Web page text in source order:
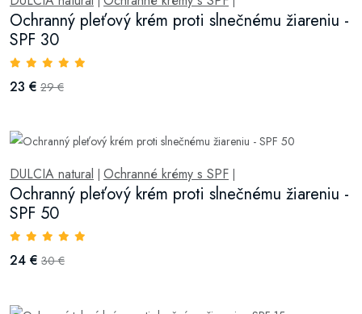
Ochranný pleťový krém proti slnečnému žiareniu -
SPF 30
23 € 29 €
DULCIA natural Ochranné krémy s SPF
Ochranný pleťový krém proti slnečnému žiareniu -
SPF 50
24 € 30 €